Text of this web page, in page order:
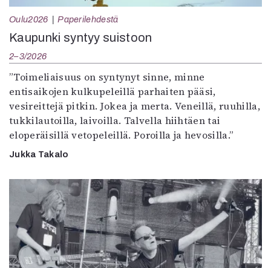
Oulu2026 Paperilehdestä
Kaupunki syntyy suistoon
2–3/2026
”Toimeliaisuus on syntynyt sinne, minne
entisaikojen kulkupeleillä parhaiten pääsi,
vesireittejä pitkin. Jokea ja merta. Veneillä, ruuhilla,
tukkilautoilla, laivoilla. Talvella hiihtäen tai
eloperäisillä vetopeleillä. Poroilla ja hevosilla.”
Jukka Takalo